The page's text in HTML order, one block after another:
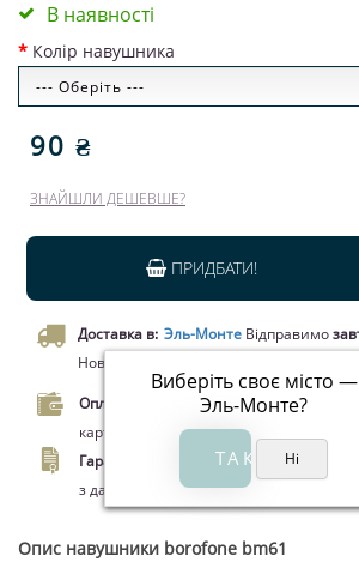
В наявності
Колір навушника
90 ₴
ЗНАЙШЛИ ДЕШЕВШЕ?
ПРИДБАТИ!
Доставка в: Эль-Монте
Виберіть своє місто —
Эль-Монте?
Відправимо
Нової пошти чи кур’єром.
Оплата.
Оплата при отриманні товару,
карткою Visa/MasterCard, Google Pay,
Гарантія.
Обмін/повернення товару
з дати покупки - на виробничий шлюб.
Опис навушники borofone bm61